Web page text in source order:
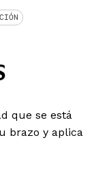
que se está
brazo y aplica